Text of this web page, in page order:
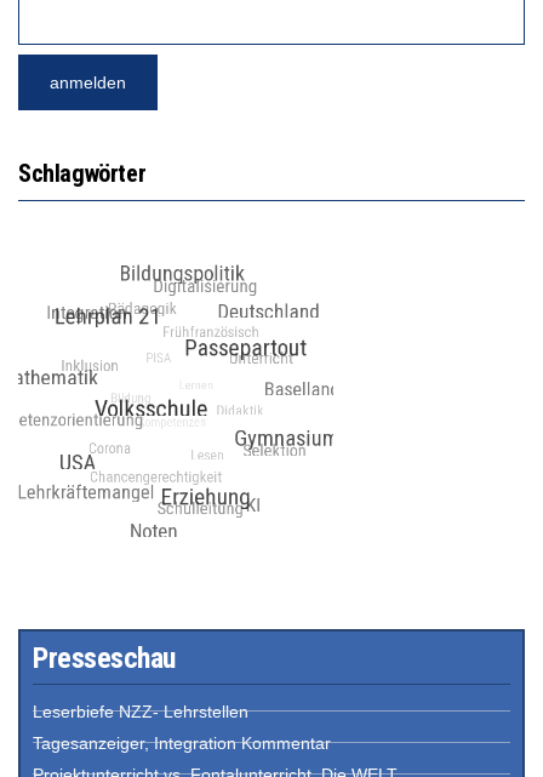
Schlagwörter
Presseschau
Leserbiefe NZZ- Lehrstellen
Tagesanzeiger, Integration Kommentar